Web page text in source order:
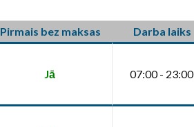
Pirmais bez maksas Darba laiks
Jā 07:00 - 23:00